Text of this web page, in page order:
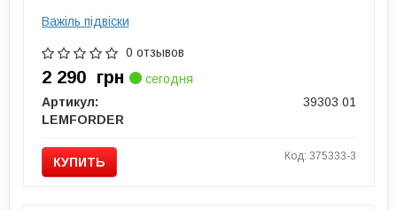
Важіль підвіски
0 отзывов
2 290 грн
сегодня
Артикул:
39303 01
LEMFORDER
КУПИТЬ Код: 375333-3